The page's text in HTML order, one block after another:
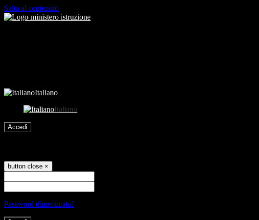
Salta al contenuto
Italiano
Italiano
Accedi
button close ×
Password dimenticata?